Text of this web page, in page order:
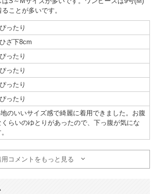
使用地域 : 愛知県
使用シーン :
七五三・お宮参り
ることが多いです。
ぴったり
ひざ下8cm
ぴったり
ぴったり
ぴったり
ぴったり
のいいサイズ感で綺麗に着用できました。お腹
らいのゆとりがあったので、下っ腹が気にな
用コメントをもっと見る